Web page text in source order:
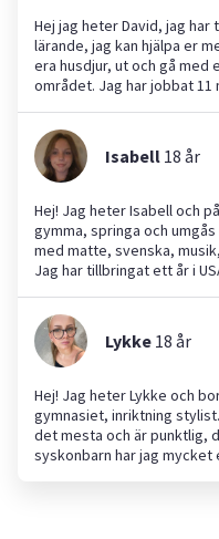
Hej jag heter David, jag
lärande, jag kan hjälpa er
era husdjur, ut och gå med
området. Jag har jobbat 11
Har erfarenhet från
hund. Jag är glad och
Mvh David
Isabell 18 år
Hej! Jag heter Isabell och
gymma, springa och
med matte, svenska,
Jag har tillbringat ett år i
årskurs 6. Jag sitter gärna
både USA och Sverige.
husdjursvakt!Lykke 18 år
Hej! Jag heter Lykke och
gymnasiet, inriktning
det mesta och är punktlig,
syskonbarn har jag mycket